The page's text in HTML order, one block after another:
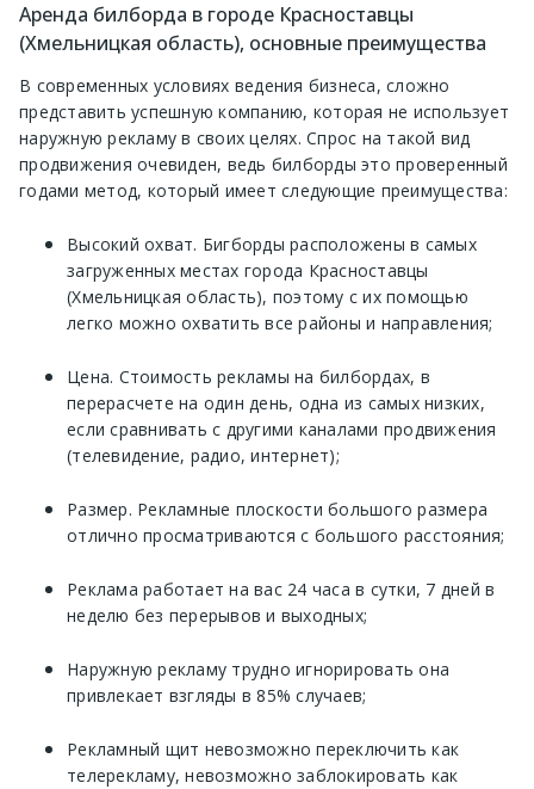
Аренда билборда в городе Красноставцы
(Хмельницкая область), основные преимущества
В современных условиях ведения бизнеса, сложно
представить успешную компанию, которая не использует
наружную рекламу в своих целях. Спрос на такой вид
продвижения очевиден, ведь билборды это проверенный
годами метод, который имеет следующие преимущества:
Высокий охват. Бигборды расположены в самых
загруженных местах города Красноставцы
(Хмельницкая область), поэтому с их помощью
легко можно охватить все районы и направления;
Цена. Стоимость рекламы на билбордах, в
перерасчете на один день, одна из самых низких,
если сравнивать с другими каналами продвижения
(телевидение, радио, интернет);
Размер. Рекламные плоскости большого размера
отлично просматриваются с большого расстояния;
Реклама работает на вас 24 часа в сутки, 7 дней в
неделю без перерывов и выходных;
Наружную рекламу трудно игнорировать она
привлекает взгляды в 85% случаев;
Рекламный щит невозможно переключить как
телерекламу, невозможно заблокировать как